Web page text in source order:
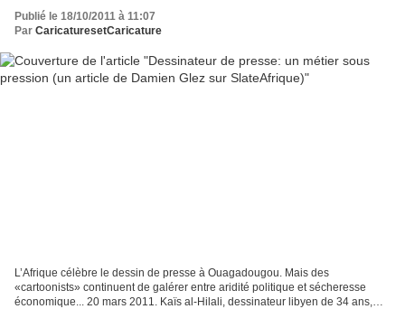
Publié le 18/10/2011 à 11:07
Par CaricaturesetCaricature
L’Afrique célèbre le dessin de presse à Ouagadougou. Mais des
«cartoonists» continuent de galérer entre aridité politique et sécheresse
économique... 20 mars 2011. Kaïs al-Hilali, dessinateur libyen de 34 ans,